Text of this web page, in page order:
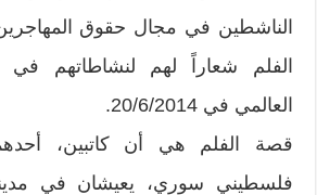
الناشطين في مجال حقوق
الفلم شعاراً لهم لنشاطاتهم في
العالمي في 20/6/2014.
قصة الفلم هي أن كاتبين،
فلسطيني سوري، يعيشان في